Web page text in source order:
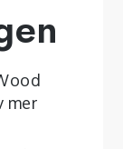
mer